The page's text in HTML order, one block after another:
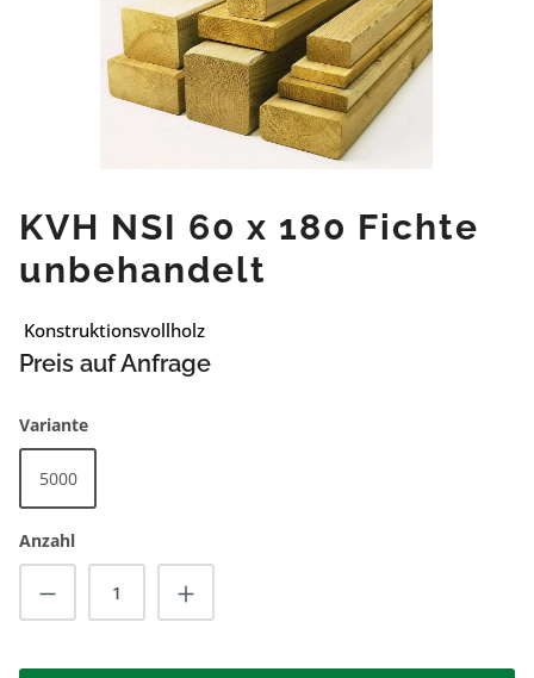
KVH NSI 60 x 180 Fichte
unbehandelt
Konstruktionsvollholz
Preis auf Anfrage
Varianteauswählen
5000
Anzahl
Produkt Anzahl: Gib den gewünschten